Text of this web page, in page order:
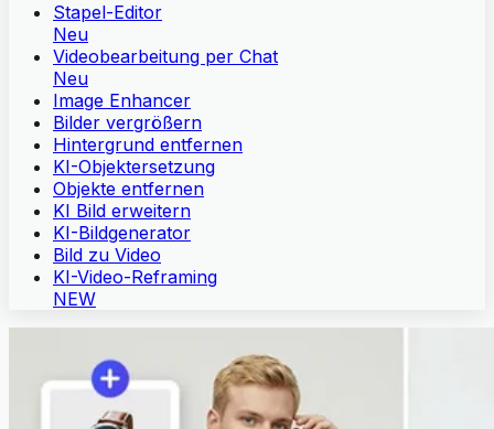
Stapel-Editor
Neu
Videobearbeitung per Chat
Neu
Image Enhancer
Bilder vergrößern
Hintergrund entfernen
KI-Objektersetzung
Objekte entfernen
KI Bild erweitern
KI-Bildgenerator
Bild zu Video
KI-Video-Reframing
NEW